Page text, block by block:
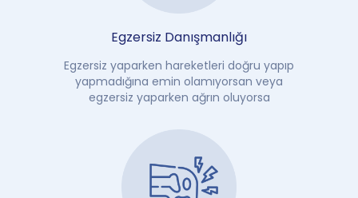
Egzersiz Danışmanlığı
Egzersiz yaparken hareketleri doğru yapıp
yapmadığına emin olamıyorsan veya
egzersiz yaparken ağrın oluyorsa